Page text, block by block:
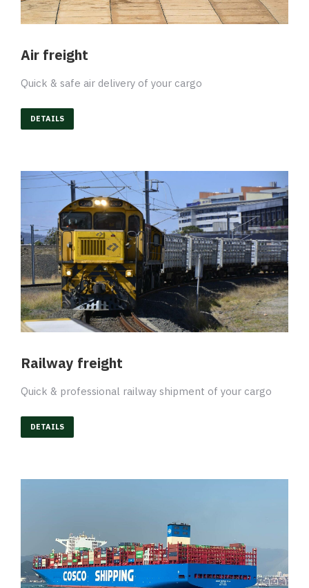
Air freight
Quick & safe air delivery of your cargo
DETAILS
Railway freight
Quick & professional railway shipment of your cargo
DETAILS